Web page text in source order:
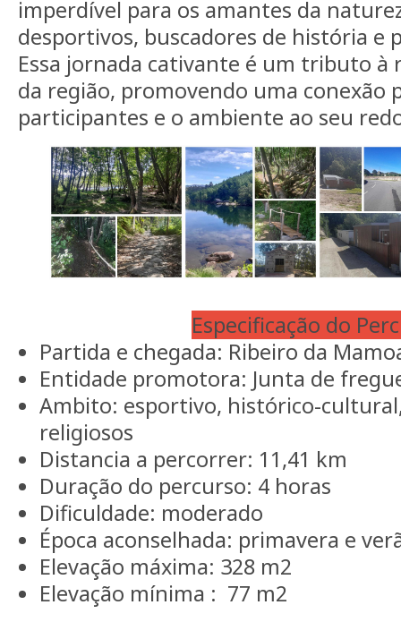
imperdível para os amantes da
desportivos, buscadores de história e
Essa jornada cativante é um tributo à
da região, promovendo uma conexão
participantes e o ambiente ao seu
Especificação do
Partida e chegada: Ribeiro da
Entidade promotora: Junta de
Ambito: esportivo, histórico-
religiosos
Distancia a percorrer: 11,41 km
Duração do percurso: 4 horas
Dificuldade: moderado
Época aconselhada: primavera e
Elevação máxima: 328 m2
Elevação mínima : 77 m2